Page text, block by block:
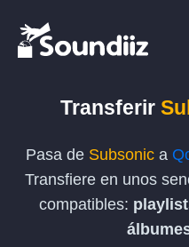
Transferir
Pasa de Subsonica
Transfiere en unos
compatibles: